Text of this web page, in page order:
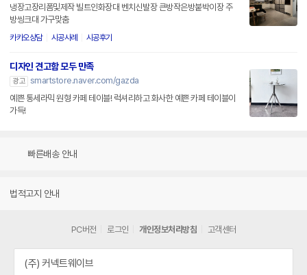
냉장고장리폼및제작 빌트인화장대 벤치신발장 큰방작은방붙박이장 주
방씽크대 가구맞춤
카카오상담 시공사례 시공후기
디자인 견고함 모두 만족
광고
smartstore.naver.com/gazda
예쁜 통세라믹 원형 카페 테이블! 럭셔리하고 화사한 예쁜 카페 테이블이
가득!
빠른배송 안내
법적고지 안내
PC버전 로그인 개인정보처리방침 고객센터
(주) 커넥트웨이브